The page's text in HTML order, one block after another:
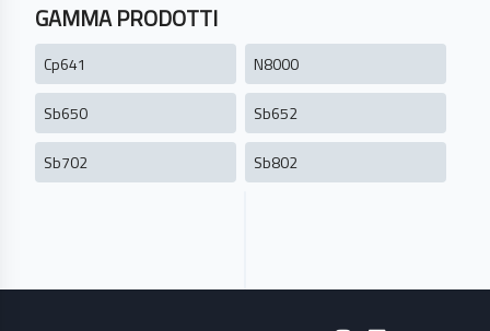
GAMMA PRODOTTI
Cp641 N8000
Sb650 Sb652
Sb702 Sb802